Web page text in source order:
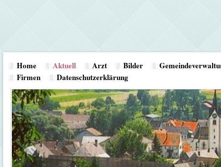
Home Aktuell Arzt Bilder
Firmen
Datenschutzerklärung